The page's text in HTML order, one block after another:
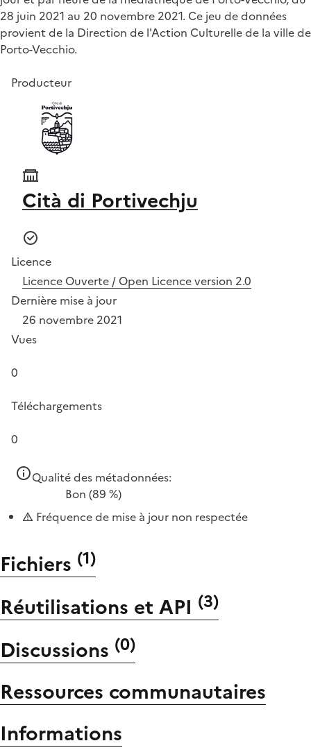
28 juin 2021 au 20 novembre 2021. Ce jeu de données
provient de la Direction de l'Action Culturelle de la ville de
Porto-Vecchio.
Producteur
Cità di Portivechju
Licence
Licence Ouverte / Open Licence version 2.0
Dernière mise à jour
26 novembre 2021
Vues
0
Téléchargements
0
Qualité des métadonnées:
Bon (89 %)
Fréquence de mise à jour non respectée
Fichiers (1)
Réutilisations et API (3)
Discussions (0)
Ressources communautaires
Informations